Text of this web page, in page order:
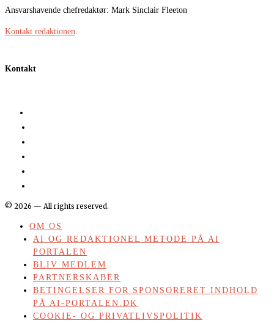
Ansvarshavende chefredaktør: Mark Sinclair Fleeton
Kontakt redaktionen
Kontakt
© 2026 — All rights reserved.
OM OS
AI OG REDAKTIONEL METODE PÅ AI
PORTALEN
BLIV MEDLEM
PARTNERSKABER
BETINGELSER FOR SPONSORERET INDHOLD
PÅ AI-PORTALEN.DK
COOKIE- OG PRIVATLIVSPOLITIK